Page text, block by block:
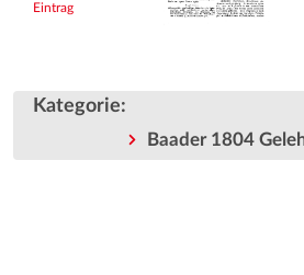
Eintrag
Kategorie:
Baader 1804